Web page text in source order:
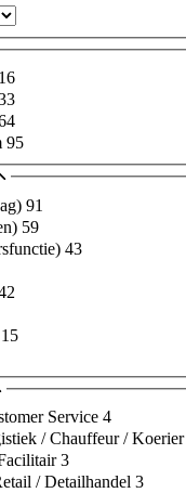
16
95
91
59
43
15
Service 4
/ Chauffeur / Koerier
3
/ Detailhandel 3